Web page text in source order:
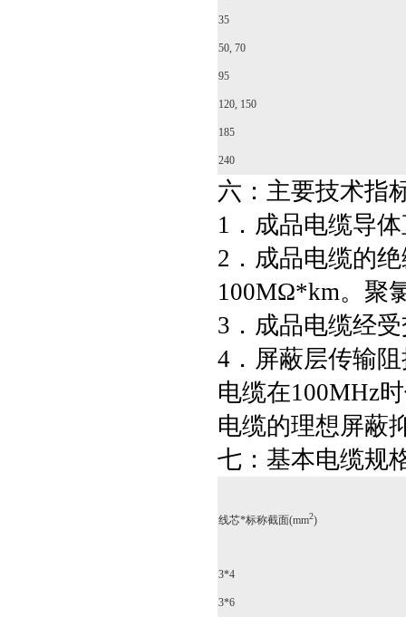
35
50, 70
95
120, 150
185
240
六：主要技术指
1．成品电缆导
2．成品电缆的
100MΩ*km。聚
3．成品电缆经
4．屏蔽层传输
电缆在100MHz
电缆的理想屏蔽
七：基本电缆规
线芯*标称截面(mm2)
3*4
3*6